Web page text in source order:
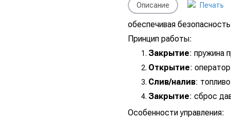
Описание Печать
обеспечивая
Принцип работы:
Закрытие: пружина
Открытие:
Слив/налив:
Закрытие: сброс
Особенности управления: